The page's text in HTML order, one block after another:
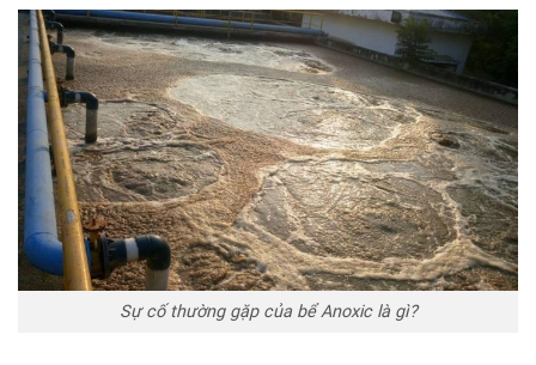
Sự cố thường gặp của bể Anoxic là gì?